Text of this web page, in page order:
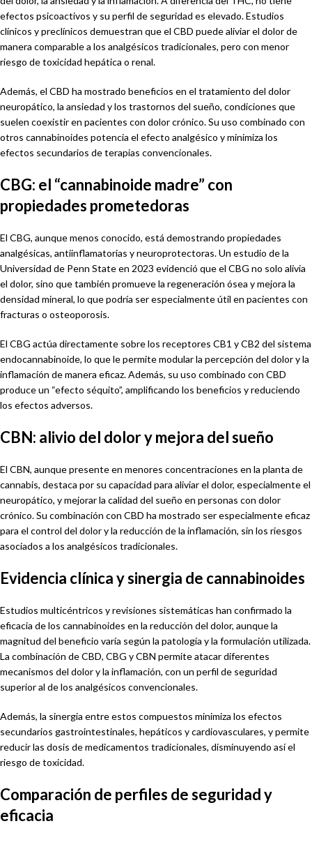
efectos psicoactivos y su perfil de seguridad es elevado. Estudios
clínicos y preclínicos demuestran que el CBD puede aliviar el dolor de
manera comparable a los analgésicos tradicionales, pero con menor
riesgo de toxicidad hepática o renal.
Además, el CBD ha mostrado beneficios en el tratamiento del dolor
neuropático, la ansiedad y los trastornos del sueño, condiciones que
suelen coexistir en pacientes con dolor crónico. Su uso combinado con
otros cannabinoides potencia el efecto analgésico y minimiza los
efectos secundarios de terapias convencionales.
CBG: el “cannabinoide madre” con
propiedades prometedoras
El CBG, aunque menos conocido, está demostrando propiedades
analgésicas, antiinflamatorias y neuroprotectoras. Un estudio de la
Universidad de Penn State en 2023 evidenció que el CBG no solo alivia
el dolor, sino que también promueve la regeneración ósea y mejora la
densidad mineral, lo que podría ser especialmente útil en pacientes con
fracturas o osteoporosis.
El CBG actúa directamente sobre los receptores CB1 y CB2 del sistema
endocannabinoide, lo que le permite modular la percepción del dolor y la
inflamación de manera eficaz. Además, su uso combinado con CBD
produce un “efecto séquito”, amplificando los beneficios y reduciendo
los efectos adversos.
CBN: alivio del dolor y mejora del sueño
El CBN, aunque presente en menores concentraciones en la planta de
cannabis, destaca por su capacidad para aliviar el dolor, especialmente el
neuropático, y mejorar la calidad del sueño en personas con dolor
crónico. Su combinación con CBD ha mostrado ser especialmente eficaz
para el control del dolor y la reducción de la inflamación, sin los riesgos
asociados a los analgésicos tradicionales.
Evidencia clínica y sinergia de cannabinoides
Estudios multicéntricos y revisiones sistemáticas han confirmado la
eficacia de los cannabinoides en la reducción del dolor, aunque la
magnitud del beneficio varía según la patología y la formulación utilizada.
La combinación de CBD, CBG y CBN permite atacar diferentes
mecanismos del dolor y la inflamación, con un perfil de seguridad
superior al de los analgésicos convencionales.
Además, la sinergia entre estos compuestos minimiza los efectos
secundarios gastrointestinales, hepáticos y cardiovasculares, y permite
reducir las dosis de medicamentos tradicionales, disminuyendo así el
riesgo de toxicidad.
Comparación de perfiles de seguridad y
eficacia